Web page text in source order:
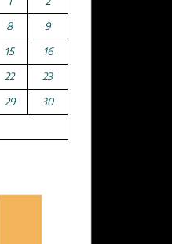
8
9
15
16
22
23
29
30